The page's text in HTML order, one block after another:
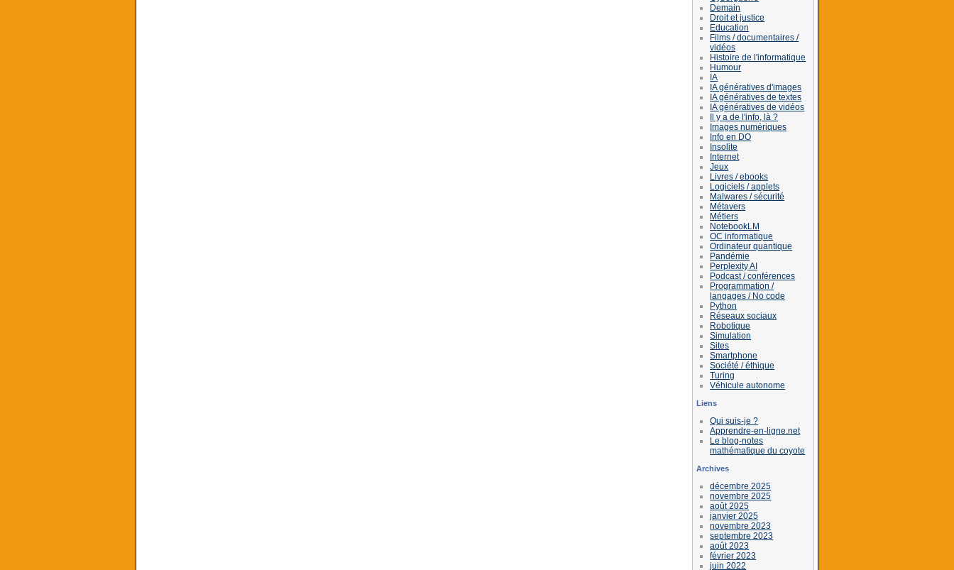
Demain
Droit et justice
Education
Films / documentaires /
vidéos
Histoire de l'informatique
Humour
IA
IA génératives d'images
IA génératives de textes
IA génératives de vidéos
Il y a de l'info, là ?
Images numériques
Info en DO
Insolite
Internet
Jeux
Livres / ebooks
Logiciels / applets
Malwares / sécurité
Métavers
Métiers
NotebookLM
OC informatique
Ordinateur quantique
Pandémie
Perplexity AI
Podcast / conférences
Programmation /
langages / No code
Python
Réseaux sociaux
Robotique
Simulation
Sites
Smartphone
Société / éthique
Turing
Véhicule autonome
Liens
Qui suis-je ?
Apprendre-en-ligne.net
Le blog-notes
mathématique du coyote
Archives
décembre 2025
novembre 2025
août 2025
janvier 2025
novembre 2023
septembre 2023
août 2023
février 2023
juin 2022